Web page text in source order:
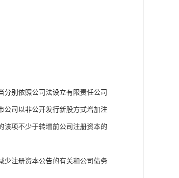
别依照公司法设立有限责任公司
公司以非公开发行新股方式增加注
该项不少于转增前公司注册资本的
少注册资本公告的有关和公司债务